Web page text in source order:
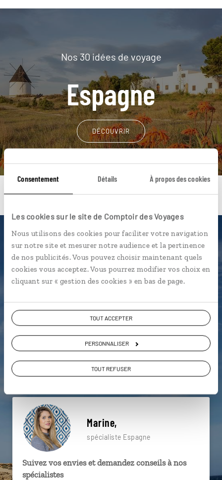
Consentement Détails À propos des cookies
Les cookies sur le site de Comptoir des Voyages
Nous utilisons des cookies pour faciliter votre navigation
sur notre site et mesurer notre audience et la pertinence
de nos publicités. Vous pouvez choisir maintenant quels
cookies vous acceptez. Vous pourrez modifier vos choix en
cliquant sur « gestion des cookies » en bas de page.
TOUT ACCEPTER
PERSONNALISER
TOUT REFUSER
Nos 30 idées de voyage
Espagne
DÉCOUVRIR
Une envie de voyage
particulière ?
Albufeira Almancil Castro Marim
La Giralda Río Guadalquivir Parc de Maria Luisa
Algarve
Marine,
spécialiste Espagne
Suivez vos envies et demandez conseils à nos
spécialistes